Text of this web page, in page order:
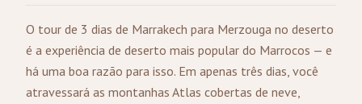
O tour de 3 dias de Marrakech para Merzouga no deserto
é a experiência de deserto mais popular do Marrocos — e
há uma boa razão para isso. Em apenas três dias, você
atravessará as montanhas Atlas cobertas de neve,